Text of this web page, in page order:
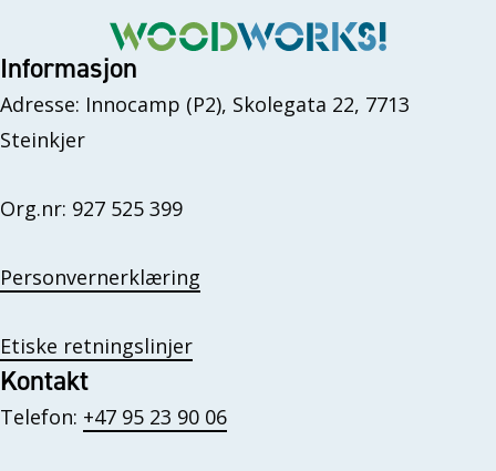
Informasjon
Adresse: Innocamp (P2), Skolegata 22, 7713
Steinkjer
Org.nr: 927 525 399
Personvernerklæring
Etiske retningslinjer
Kontakt
Telefon: +47 95 23 90 06